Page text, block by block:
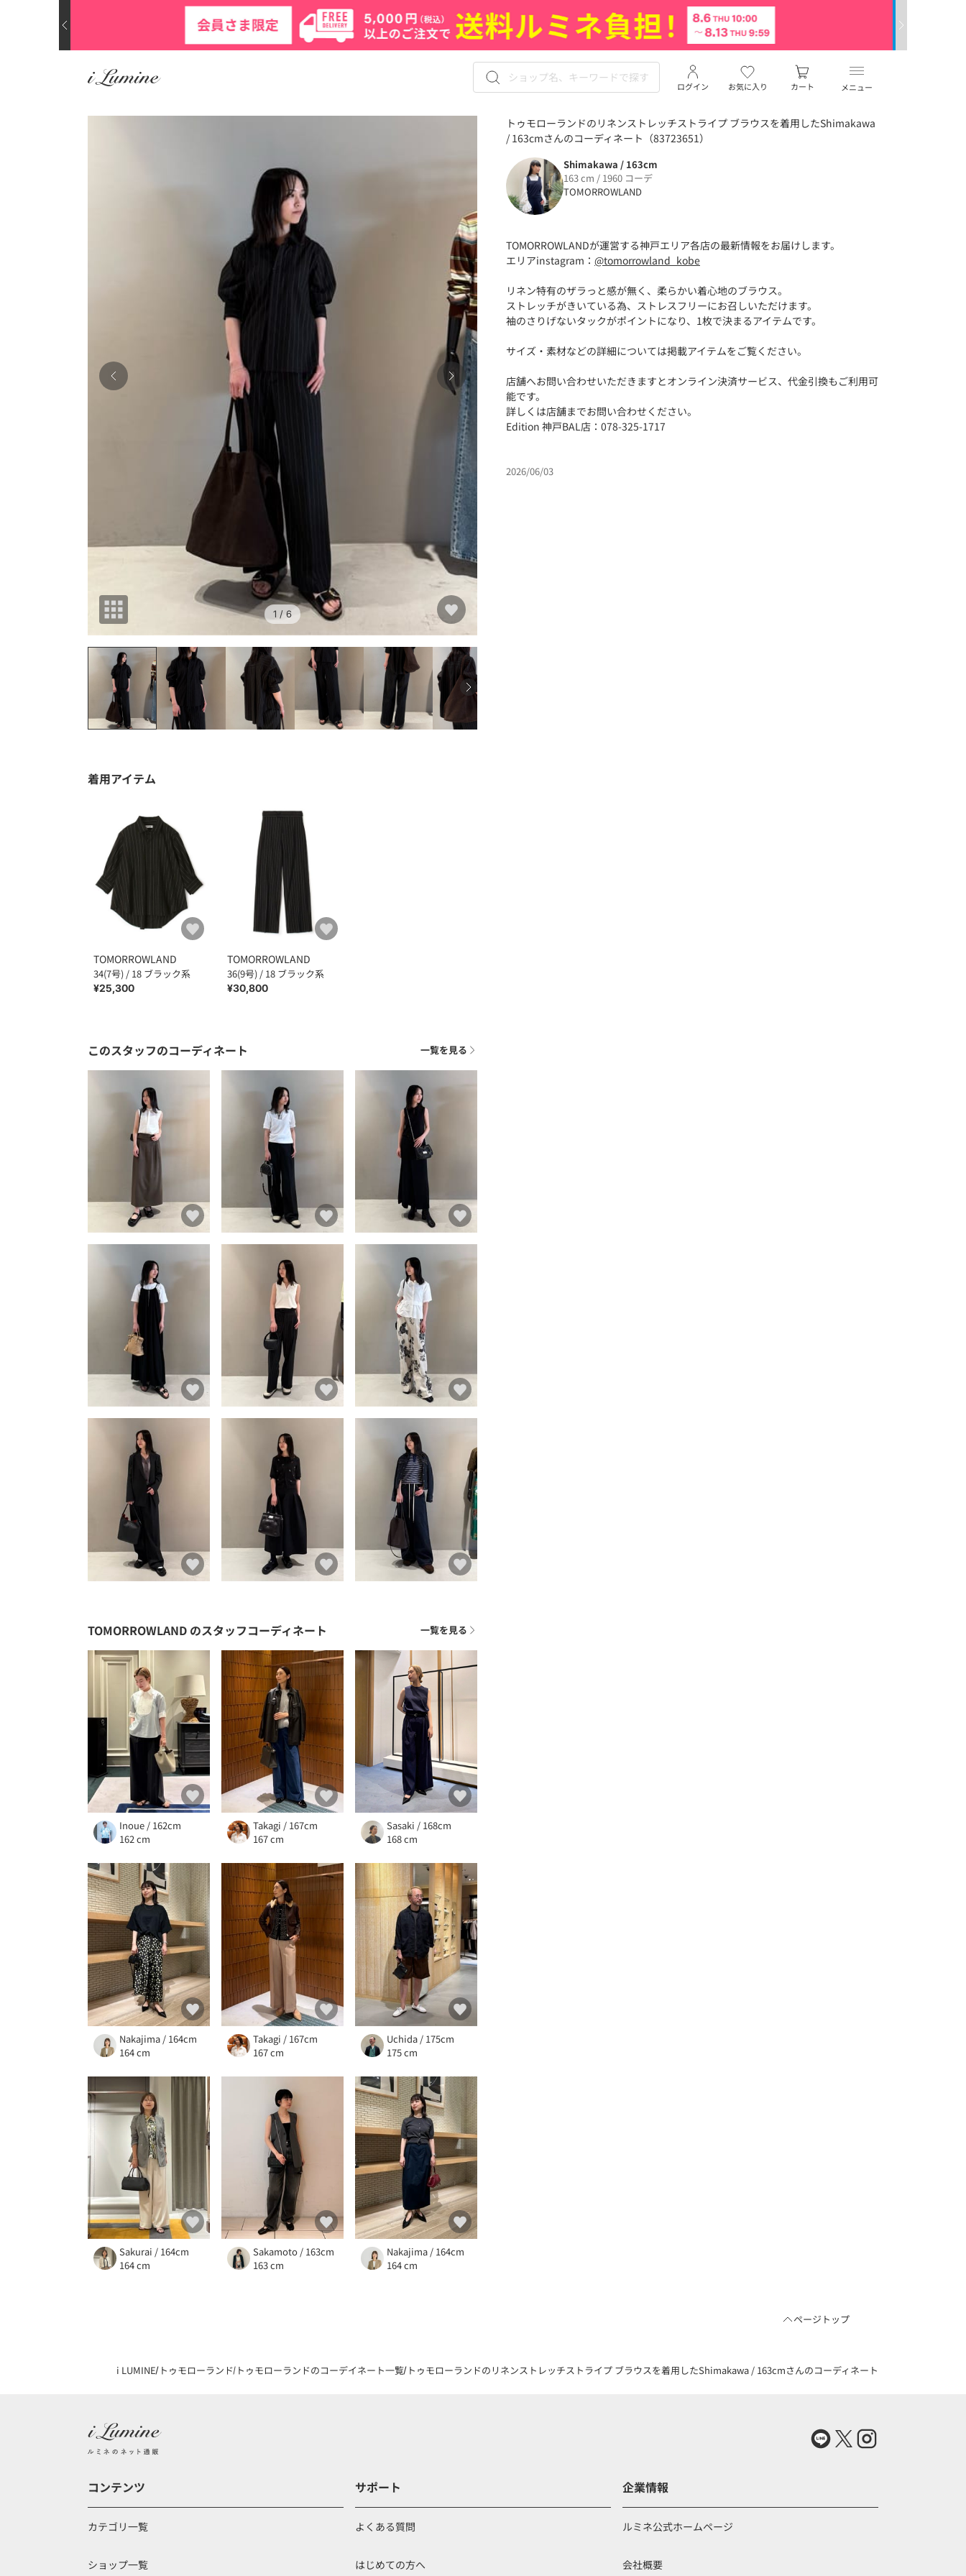
メニュー
お気に入り
ログイン カート
1 / 6
トゥモローランドのリネンストレッチストライプ ブラウスを着用したShimakawa
/ 163cmさんのコーディネート（83723651）
Shimakawa / 163cm
163 cm / 1960 コーデ
TOMORROWLAND
TOMORROWLANDが運営する神戸エリア各店の最新情報をお届けします。
エリアinstagram： @tomorrowland_kobe
リネン特有のザラっと感が無く、柔らかい着心地のブラウス。
ストレッチがきいている為、ストレスフリーにお召しいただけます。
袖のさりげないタックがポイントになり、1枚で決まるアイテムです。
サイズ・素材などの詳細については掲載アイテムをご覧ください。
店舗へお問い合わせいただきますとオンライン決済サービス、代金引換もご利用可
能です。
詳しくは店舗までお問い合わせください。
Edition 神戸BAL店：078-325-1717
2026/06/03
着用アイテム
TOMORROWLAND
34(7号) / 18 ブラック系
¥25,300
TOMORROWLAND
36(9号) / 18 ブラック系
¥30,800
このスタッフのコーディネート 一覧を見る
TOMORROWLAND のスタッフコーディネート 一覧を見る
Inoue / 162cm
162 cm
Takagi / 167cm
167 cm
Sasaki / 168cm
168 cm
Nakajima / 164cm
164 cm
Takagi / 167cm
167 cm
Uchida / 175cm
175 cm
Sakurai / 164cm
164 cm
Sakamoto / 163cm
163 cm
Nakajima / 164cm
164 cm
ページトップ
i LUMINE トゥモローランド トゥモローランドのコーデイネート一覧トゥモローランドのリネンストレッチストライプ ブラウスを着用したShimakawa / 163cmさんのコーディネート（83723651）
コンテンツ
カテゴリ一覧
ショップ一覧
サポート
よくある質問
はじめての方へ
企業情報
ルミネ公式ホームページ
会社概要